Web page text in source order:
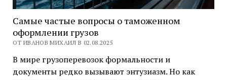
Самые частые вопросы о таможенном
оформлении грузов
ОТ ИВАНОВ МИХАИЛ В 02.08.2025
В мире грузоперевозок формальности и
документы редко вызывают энтузиазм. Но как